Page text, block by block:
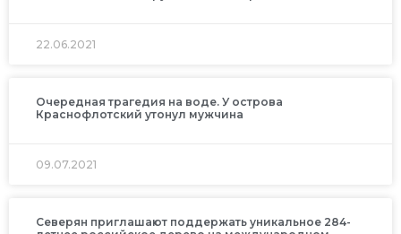
22.06.2021
Очередная трагедия на воде. У острова
Краснофлотский утонул мужчина
09.07.2021
Северян приглашают поддержать уникальное 284-